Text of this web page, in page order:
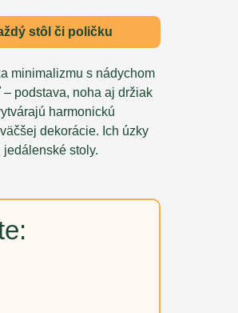
stôl či poličku
minimalizmu s nádychom
podstava, noha aj držiak
harmonickú
dekorácie. Ich úzky
stoly.